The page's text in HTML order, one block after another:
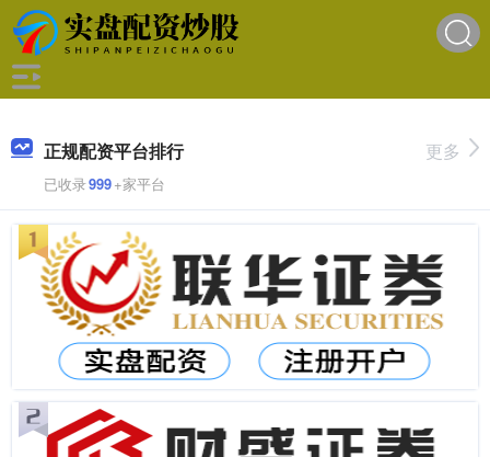
正规配资平台排行
已收录999+家平台
更多